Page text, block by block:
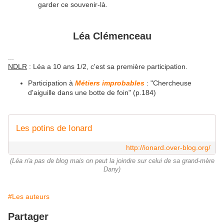
garder ce souvenir-là.
Léa Clémenceau
NDLR : Léa a 10 ans 1/2, c'est sa première participation.
Participation à Métiers improbables : "Chercheuse
d'aiguille dans une botte de foin" (p.184)
Les potins de Ionard
http://ionard.over-blog.org/
(Léa n'a pas de blog mais on peut la joindre sur celui de sa grand-mère
Dany)
#Les auteurs
Partager